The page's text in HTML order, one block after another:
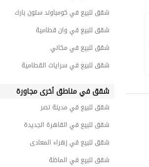
شقق للبيع في كومباوند ستون بارك
شقق للبيع في وان قطامية
شقق للبيع في مكاني
شقق للبيع في سرايات القطامية
شقق في مناطق أخرى مجاورة
شقق للبيع في مدينة نصر
شقق للبيع في القاهرة الجديدة
شقق للبيع في زهراء المعادى
شقق للبيع في الماظة